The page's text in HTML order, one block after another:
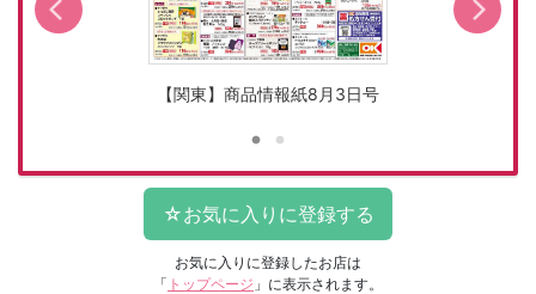
【関東】商品情報紙8月3日号
お気に入りに登録したお店は
「 トップページ 」に表示されます。